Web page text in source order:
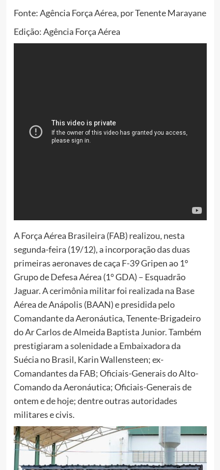
Fonte: Agência Força Aérea, por Tenente Marayane
Edição: Agência Força Aérea
A Força Aérea Brasileira (FAB) realizou, nesta
segunda-feira (19/12), a incorporação das duas
primeiras aeronaves de caça F-39 Gripen ao 1°
Grupo de Defesa Aérea (1° GDA) – Esquadrão
Jaguar. A cerimônia militar foi realizada na Base
Aérea de Anápolis (BAAN) e presidida pelo
Comandante da Aeronáutica, Tenente-Brigadeiro
do Ar Carlos de Almeida Baptista Junior. Também
prestigiaram a solenidade a Embaixadora da
Suécia no Brasil, Karin Wallensteen; ex-
Comandantes da FAB; Oficiais-Generais do Alto-
Comando da Aeronáutica; Oficiais-Generais de
ontem e de hoje; dentre outras autoridades
militares e civis.